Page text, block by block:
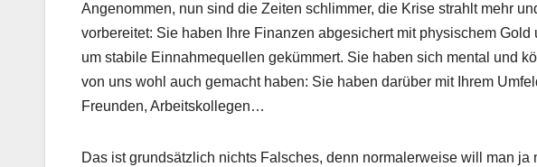
Angenommen, nun sind die Zeiten schlimmer, die Krise strahlt mehr
vorbereitet: Sie haben Ihre Finanzen abgesichert mit physischem
um stabile Einnahmequellen gekümmert. Sie haben sich mental und
von uns wohl auch gemacht haben: Sie haben darüber mit Ihrem
Freunden, Arbeitskollegen…
Das ist grundsätzlich nichts Falsches, denn normalerweise will man